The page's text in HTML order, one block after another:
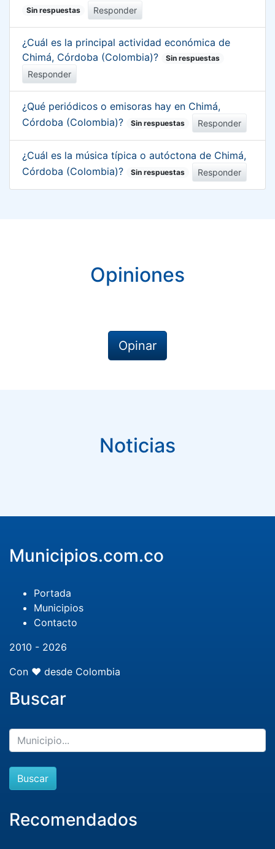
Sin respuestas Responder
¿Cuál es la principal actividad económica de
Chimá, Córdoba (Colombia)?
Sin respuestas
Responder
¿Qué periódicos o emisoras hay en Chimá,
Córdoba (Colombia)?
Sin respuestas Responder
¿Cuál es la música típica o autóctona de Chimá,
Córdoba (Colombia)?
Sin respuestas Responder
Opiniones
Opinar
Noticias
Municipios.com.co
Portada
Municipios
Contacto
2010 - 2026
Con ❤️ desde Colombia
Buscar
Buscar
Recomendados